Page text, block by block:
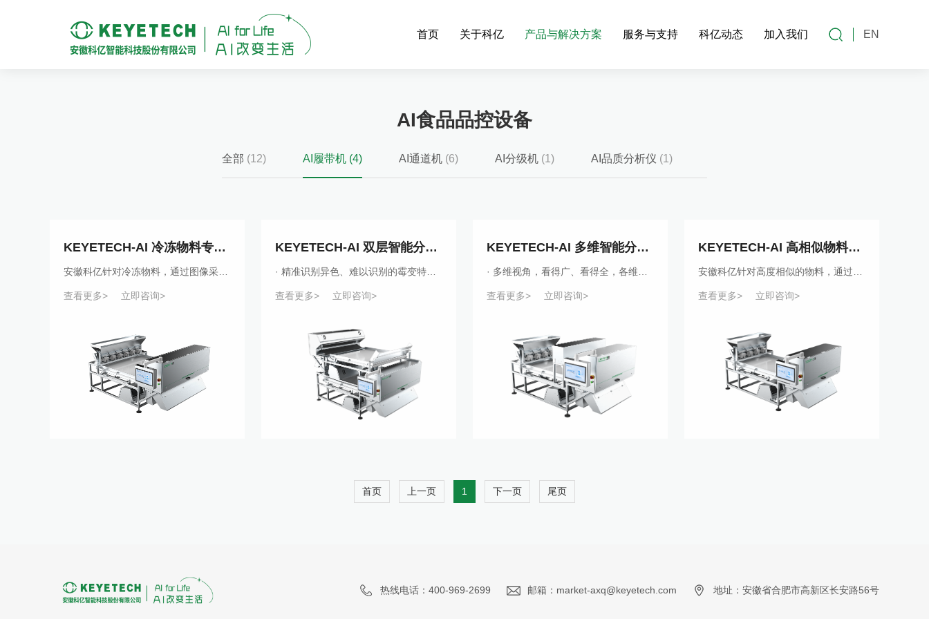
EN
首页 关于科亿 产品与解决方案 服务与支持 科亿动态 加入我们
AI食品品控设备
全部 (12) AI履带机 (4) AI通道机 (6) AI分级机 (1) AI品质分析仪 (1)
KEYETECH-AI 冷冻物料专用智能分选机
查看更多> 立即咨询>
KEYETECH-AI 双层智能分选机
查看更多> 立即咨询>
KEYETECH-AI 多维智能分选机
查看更多> 立即咨询>
KEYETECH-AI 高相似物料智能分选机
查看更多> 立即咨询>
首页 上一页 1 下一页 尾页
热线电话：400-969-2699 邮箱：market-axq@keyetech.com 地址：安徽省合肥市高新区长安路56号